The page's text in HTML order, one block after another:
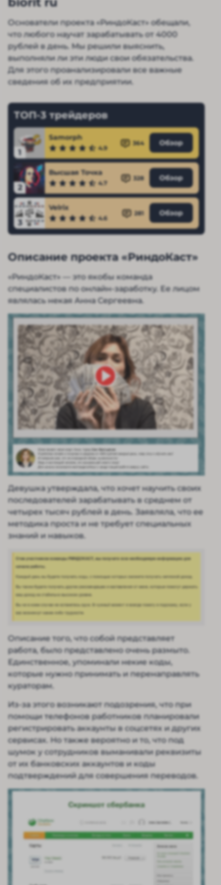
Основатели проекта «РиндоКаст» обещали,
что любого научат зарабатывать от 4000
рублей в день. Мы решили выяснить,
выполняли ли эти люди свои обязательства.
Для этого проанализировали все важные
сведения об их предприятии.
ТОП-3 трейдеров
1
Samorph
4.9
364 Обзор
2
Высшая Точка
4.7
328 Обзор
3
Velrix
4.6
281 Обзор
Описание проекта «РиндоКаст»
«РиндоКаст» — это якобы команда
специалистов по онлайн-заработку. Ее лицом
являлась некая Анна Сергеевна.
Девушка утверждала, что хочет научить своих
последователей зарабатывать в среднем от
четырех тысяч рублей в день. Заявляла, что ее
методика проста и не требует специальных
знаний и навыков.
Описание того, что собой представляет
работа, было представлено очень размыто.
Единственное, упоминали некие коды,
которые нужно принимать и перенаправлять
кураторам.
Из-за этого возникают подозрения, что при
помощи телефонов работников планировали
регистрировать аккаунты в соцсетях и других
сервисах. Но также вероятно и то, что под
шумок у сотрудников выманивали реквизиты
от их банковских аккаунтов и коды
подтверждений для совершения переводов.